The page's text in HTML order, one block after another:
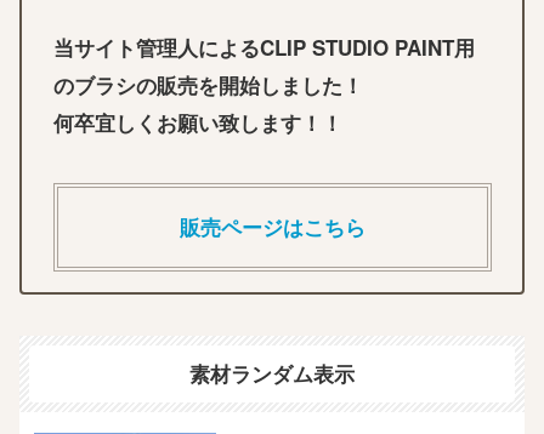
当サイト管理人によるCLIP STUDIO PAINT用
のブラシの販売を開始しました！
何卒宜しくお願い致します！！
販売ページはこちら
素材ランダム表示